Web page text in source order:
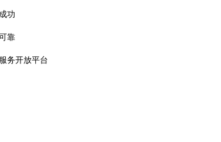
功
靠
务开放平台